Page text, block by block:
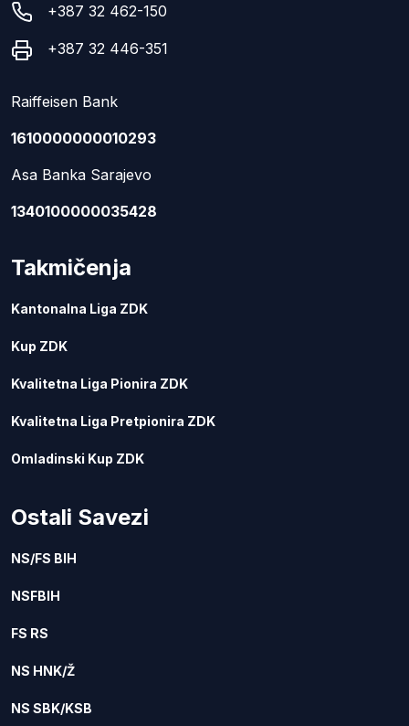
+387 32 462-150
+387 32 446-351
Raiffeisen Bank
1610000000010293
Asa Banka Sarajevo
1340100000035428
Takmičenja
Kantonalna Liga ZDK
Kup ZDK
Kvalitetna Liga Pionira ZDK
Kvalitetna Liga Pretpionira ZDK
Omladinski Kup ZDK
Ostali Savezi
NS/FS BIH
NSFBIH
FS RS
NS HNK/Ž
NS SBK/KSB